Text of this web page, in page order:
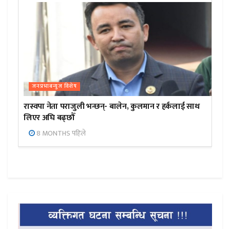
जनप्रभाबन्युज विशेष
रास्वपा नेता पराजुली भन्छन्- बालेन, कुलमान र हर्कलाई साथ
लिएर अघि बढ्छौँ
8 MONTHS पहिले